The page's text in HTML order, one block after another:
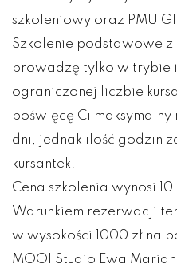
szkoleniowy oraz PMU
Szkolenie podstawowe z
prowadzę tylko w trybie
ograniczonej liczbie
poświęcę Ci
dni, jednak ilość godzin
kursantek.
Cena szkolenia wynosi
Warunkiem rezerwacji
w wysokości 1000 zł na
MOOI Studio Ewa